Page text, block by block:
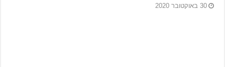
30 באוקטובר 2020